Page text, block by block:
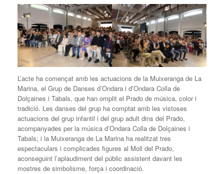
L’acte ha començat amb les actuacions de la Muixeranga de La
Marina, el Grup de Danses d’Ondara i d’Ondara Colla de
Dolçaines i Tabals, que han omplit el Prado de música, color i
tradició. Les danses del grup ha comptat amb les vistoses
actuacions del grup infantil i del grup adult dins del Prado,
acompanyades per la música d’Ondara Colla de Dolçaines i
Tabals; i la Muixeranga de La Marina ha realitzat tres
espectaculars i complicades figures al Moll del Prado,
aconseguint l’aplaudiment del públic assistent davant les
mostres de simbolisme, força i coordinació.